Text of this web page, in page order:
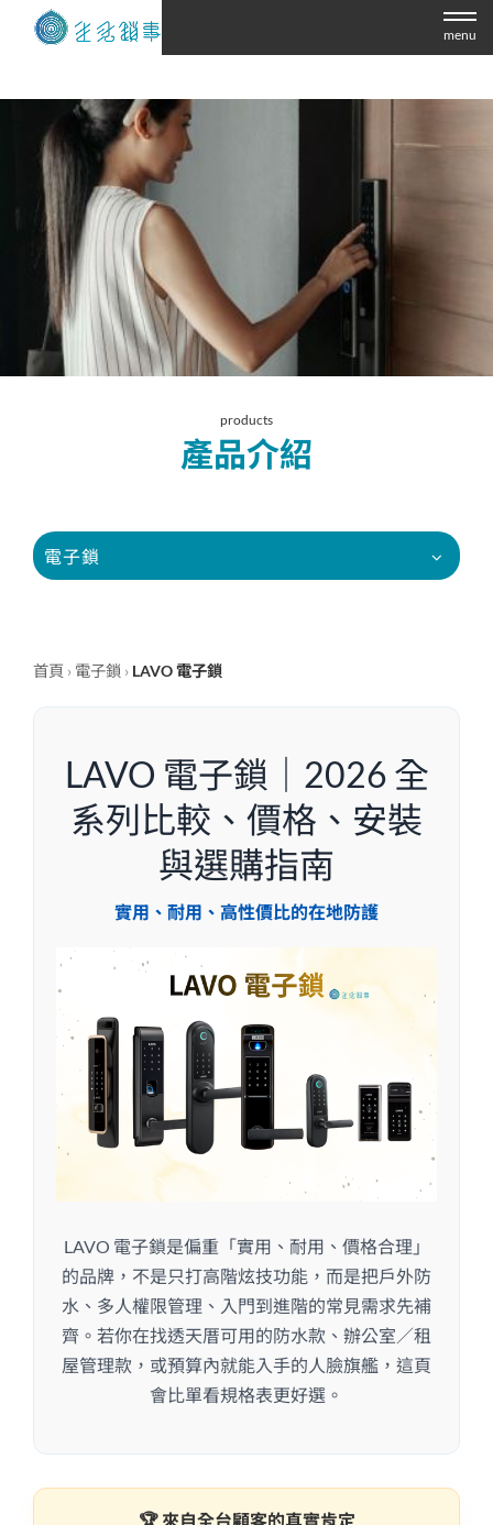
menu
products
產品介紹
電子鎖
首頁 › 電子鎖 › LAVO 電子鎖
LAVO 電子鎖｜2026 全
系列比較、價格、安裝
與選購指南
實用、耐用、高性價比的在地防護
LAVO 電子鎖是偏重「實用、耐用、價格合理」
的品牌，不是只打高階炫技功能，而是把戶外防
水、多人權限管理、入門到進階的常見需求先補
齊。若你在找透天厝可用的防水款、辦公室／租
屋管理款，或預算內就能入手的人臉旗艦，這頁
會比單看規格表更好選。
🏆 來自全台顧客的真實肯定